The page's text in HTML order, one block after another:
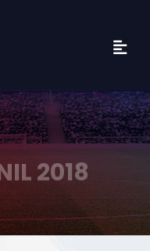
2018